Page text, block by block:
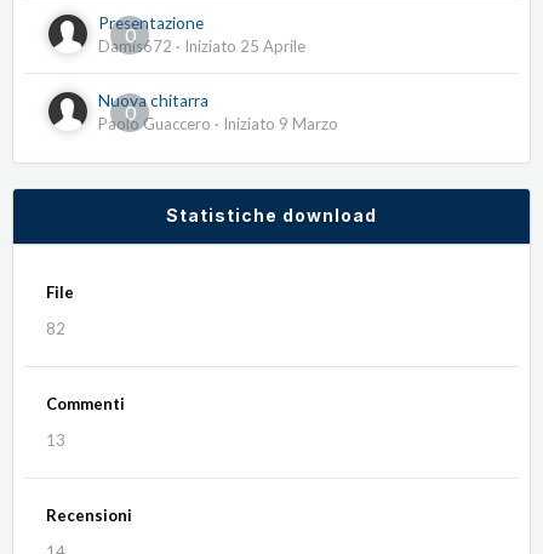
0
Presentazione
Damis672 · Iniziato 25 Aprile
0
Nuova chitarra
Paolo Guaccero · Iniziato 9 Marzo
Statistiche download
File
82
Commenti
13
Recensioni